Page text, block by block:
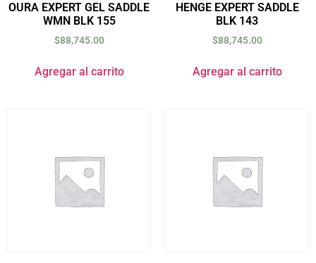
OURA EXPERT GEL SADDLE
WMN BLK 155
$88,745.00
Agregar al carrito
HENGE EXPERT SADDLE
BLK 143
$88,745.00
Agregar al carrito